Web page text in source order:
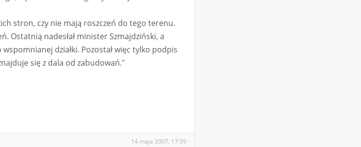
stron, czy nie mają roszczeń do tego terenu.
Ostatnią nadesłał minister Szmajdziński, a
działki. Pozostał więc tylko podpis
się z dala od zabudowań."
14 maja 2007, 17:59